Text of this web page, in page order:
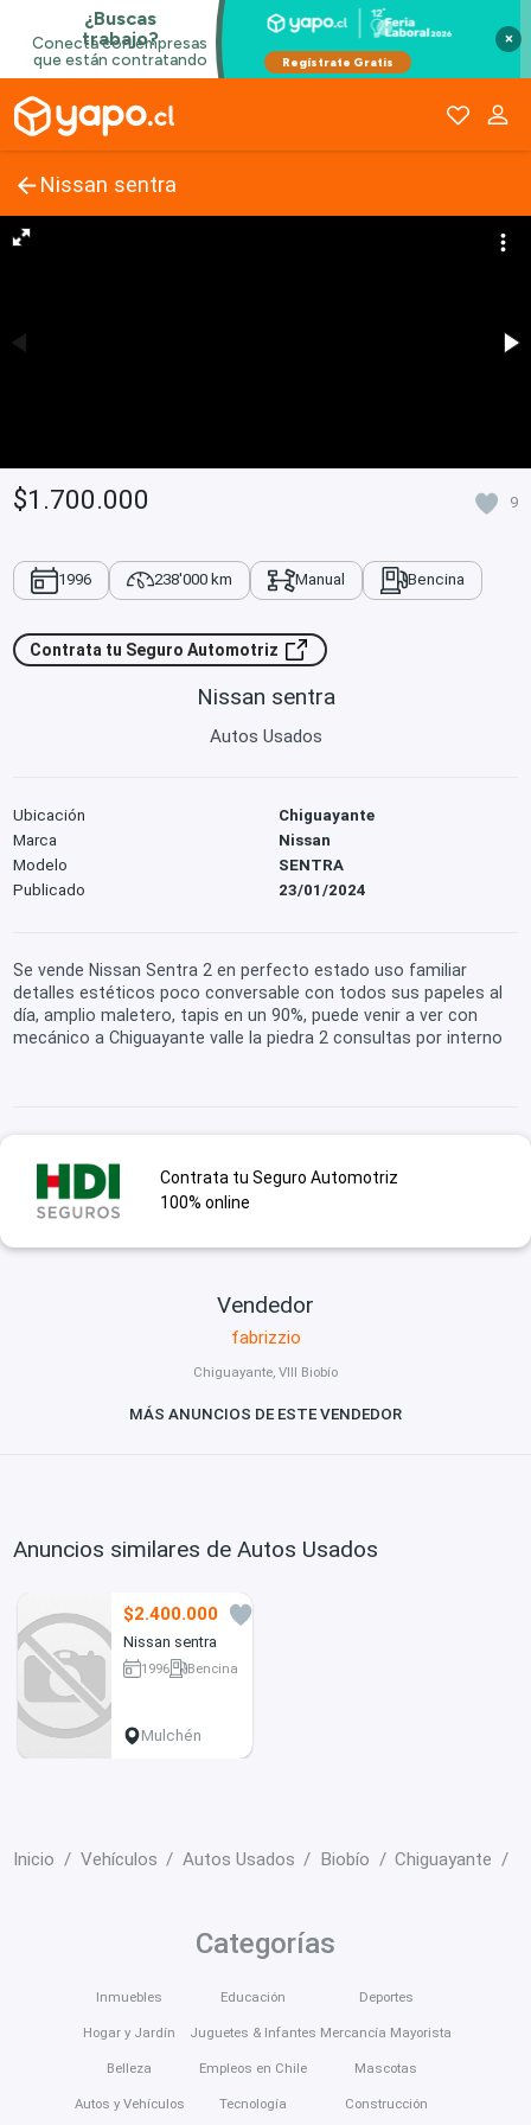
×
Nissan sentra
$1.700.000 9
1996 238'000 km Manual Bencina
Contrata tu Seguro Automotriz
Nissan sentra
Autos Usados
Ubicación
Chiguayante
Marca
Nissan
Modelo
SENTRA
Publicado
23/01/2024
Se vende Nissan Sentra 2 en perfecto estado uso familiar
detalles estéticos poco conversable con todos sus papeles al
día, amplio maletero, tapis en un 90%, puede venir a ver con
mecánico a Chiguayante valle la piedra 2 consultas por interno
Contrata tu Seguro Automotriz
100% online
Vendedor
fabrizzio
Chiguayante, VIII Biobío
MÁS ANUNCIOS DE ESTE VENDEDOR
Anuncios similares de Autos Usados
$2.400.000
Nissan sentra
1996
Bencina
Mulchén
Inicio Vehículos Autos Usados Biobío Chiguayante
Categorías
Inmuebles
Hogar y Jardín
Belleza
Autos y Vehículos
Educación
Juguetes & Infantes
Empleos en Chile
Tecnología
Deportes
Mercancía Mayorista
Mascotas
Construcción